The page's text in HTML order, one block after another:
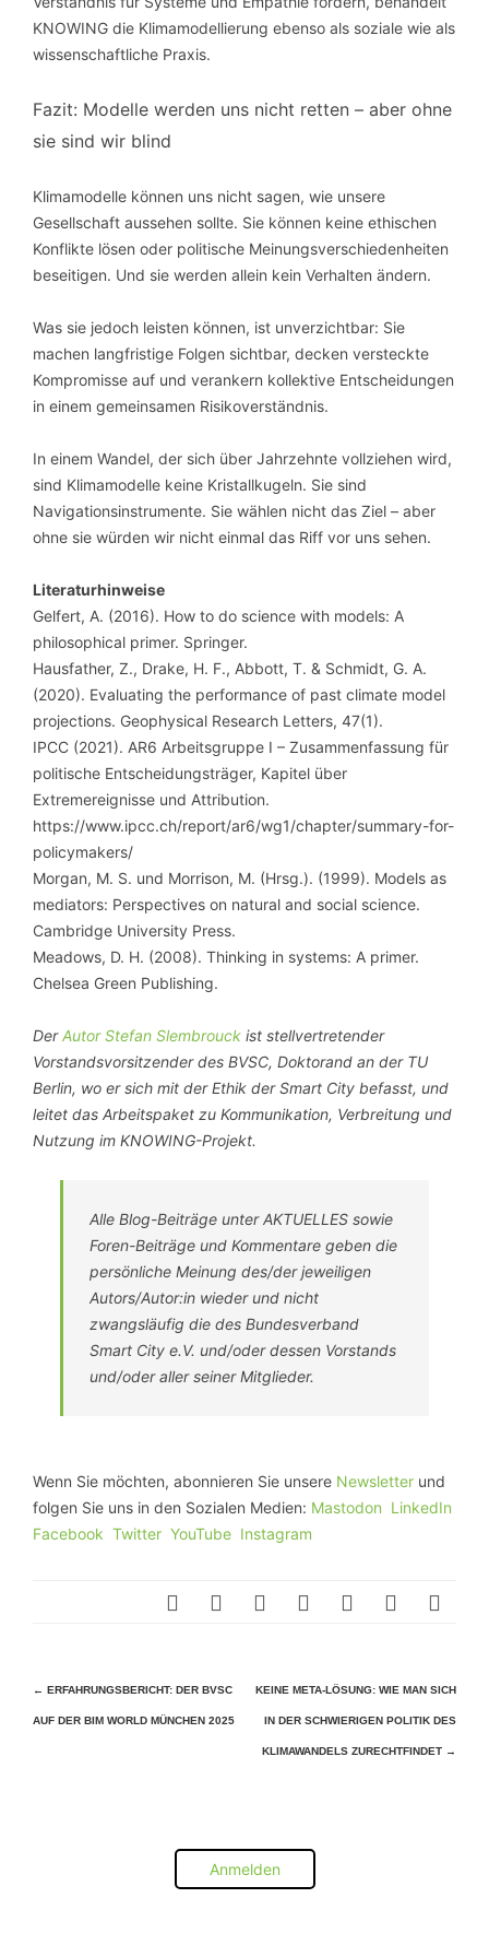
KNOWING die Klimamodellierung ebenso als soziale wie als
wissenschaftliche Praxis.
Fazit: Modelle werden uns nicht retten – aber ohne
sie sind wir blind
Klimamodelle können uns nicht sagen, wie unsere
Gesellschaft aussehen sollte. Sie können keine ethischen
Konflikte lösen oder politische Meinungsverschiedenheiten
beseitigen. Und sie werden allein kein Verhalten ändern.
Was sie jedoch leisten können, ist unverzichtbar: Sie
machen langfristige Folgen sichtbar, decken versteckte
Kompromisse auf und verankern kollektive Entscheidungen
in einem gemeinsamen Risikoverständnis.
In einem Wandel, der sich über Jahrzehnte vollziehen wird,
sind Klimamodelle keine Kristallkugeln. Sie sind
Navigationsinstrumente. Sie wählen nicht das Ziel – aber
ohne sie würden wir nicht einmal das Riff vor uns sehen.
Literaturhinweise
Gelfert, A. (2016). How to do science with models: A
philosophical primer. Springer.
Hausfather, Z., Drake, H. F., Abbott, T. & Schmidt, G. A.
(2020). Evaluating the performance of past climate model
projections. Geophysical Research Letters, 47(1).
IPCC (2021). AR6 Arbeitsgruppe I – Zusammenfassung für
politische Entscheidungsträger, Kapitel über
Extremereignisse und Attribution.
https://www.ipcc.ch/report/ar6/wg1/chapter/summary-for-
policymakers/
Morgan, M. S. und Morrison, M. (Hrsg.). (1999). Models as
mediators: Perspectives on natural and social science.
Cambridge University Press.
Meadows, D. H. (2008). Thinking in systems: A primer.
Chelsea Green Publishing.
DerAutor Stefan Slembrouck ist stellvertretender
Vorstandsvorsitzender des BVSC, Doktorand an der TU
Berlin, wo er sich mit der Ethik der Smart City befasst, und
leitet das Arbeitspaket zu Kommunikation, Verbreitung und
Nutzung im KNOWING-Projekt.
Alle Blog-Beiträge unter AKTUELLES sowie
Foren-Beiträge und Kommentare geben die
persönliche Meinung des/der jeweiligen
Autors/Autor:in wieder und nicht
zwangsläufig die des Bundesverband
Smart City e.V. und/oder dessen Vorstands
und/oder aller seiner Mitglieder.
Wenn Sie möchten, abonnieren Sie unsere Newsletter und
folgen Sie uns in den Sozialen Medien: Mastodon LinkedIn
Facebook Twitter YouTube Instagram
Beitragsnavigation
← ERFAHRUNGSBERICHT: DER BVSC
AUF DER BIM WORLD MÜNCHEN 2025
KEINE META-LÖSUNG: WIE MAN SICH
IN DER SCHWIERIGEN POLITIK DES
KLIMAWANDELS ZURECHTFINDET →
Anmelden